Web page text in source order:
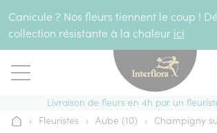
Canicule ? Nos fleurs tiennent le coup !
collection résistante à la chaleur ici
Livraison de fleurs en 4h par un
Accueil
› Fleuristes › Aube (10) › Champigny